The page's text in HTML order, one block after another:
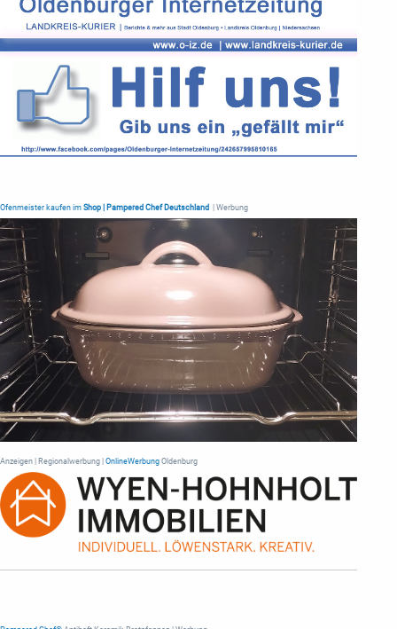
Ofenmeister kaufen im Shop | Pampered Chef Deutschland | Werbung
Anzeigen | Regionalwerbung | OnlineWerbung Oldenburg